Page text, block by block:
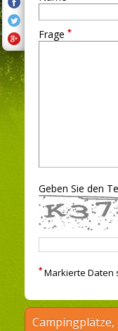
Frage *
Geben Sie den
* Markierte Daten